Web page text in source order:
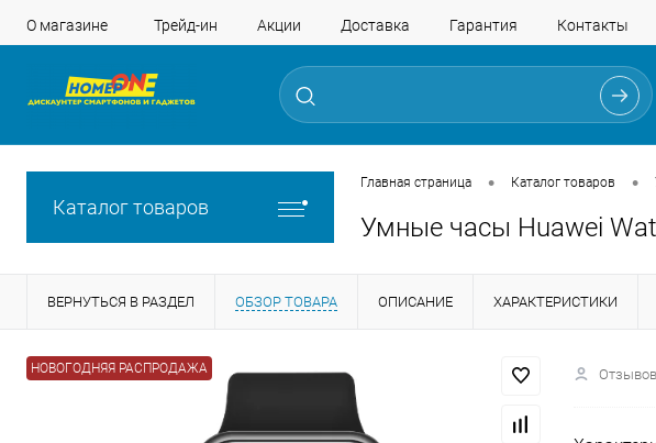
О магазине Трейд-ин Акции Доставка Гарантия Контакты
Каталог товаров
Главная страница • Каталог товаров •
Умные часы Huawei
ВЕРНУТЬСЯ В РАЗДЕЛ ОБЗОР ТОВАРА ОПИСАНИЕ ХАРАКТЕРИСТИКИ
НОВОГОДНЯЯ РАСПРОДАЖА
Для клиентов всех